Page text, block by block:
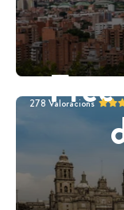
278 Valoracions